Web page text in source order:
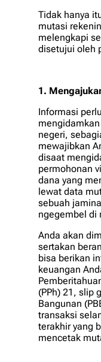
Tidak hanya
mutasi
melengkapi
disetujui oleh
1.
Informasi
negeri,
mewajibkan
disaat
permohonan
dana yang
lewat data
sebuah
ngegembel di
Anda akan
sertakan
bisa berikan
keuangan
(PPh) 21, slip
Bangunan
transaksi
terakhir yang
mencetak